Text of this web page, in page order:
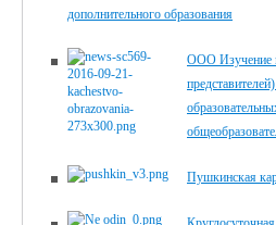
дополнительного образования
ООО Изучение
Пушкинская